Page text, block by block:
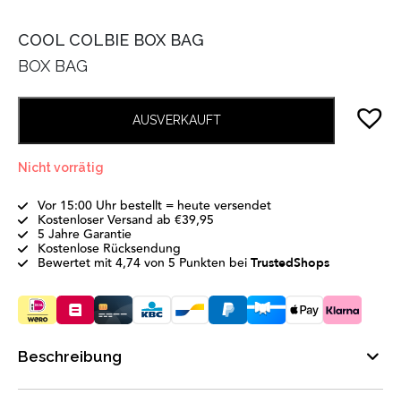
COOL COLBIE BOX BAG
BOX BAG
AUSVERKAUFT
Nicht vorrätig
Vor 15:00 Uhr bestellt = heute versendet
Kostenloser Versand ab €39,95
5 Jahre Garantie
Kostenlose Rücksendung
Bewertet mit 4,74 von 5 Punkten bei TrustedShops
Beschreibung